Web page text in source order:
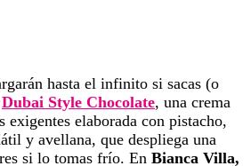
hasta el infinito si sacas (o
Dubai Style Chocolate, una crema
exigentes elaborada con pistacho,
y avellana, que despliega una
si lo tomas frío. En Bianca Villa,